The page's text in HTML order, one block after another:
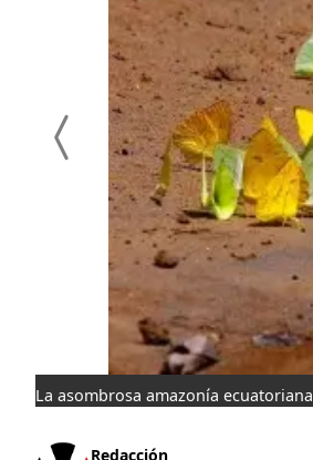
La asombrosa amazonía ecuatoriana
Redacción